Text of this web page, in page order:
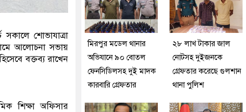
শোভাযাত্রা
আলোচনা সভায়
বক্তব্য রাখেন
শিক্ষা অফিসার
মিরপুর মডেল থানার
অভিযানে ৯০ বোতল
ফেনসিডিলসহ দুই মাদক
কারবারি গ্রেফতার
২৮ লাখ টাকার জাল
নোটসহ দুইজনকে
গ্রেফতার করেছে গুলশান
থানা পুলিশ